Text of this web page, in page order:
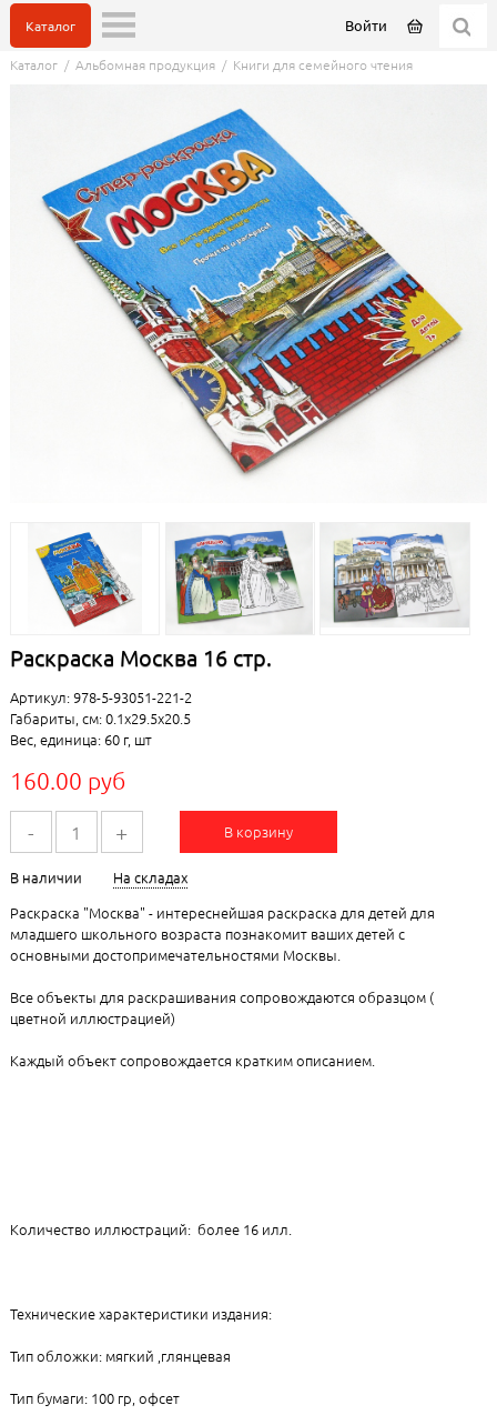
Войти
Каталог
Каталог/ Альбомная продукция/ Книги для семейного чтения
Раскраска Москва 16 стр.
Артикул: 978-5-93051-221-2
Габариты, см: 0.1x29.5x20.5
Вес, единица: 60 г, шт
160.00 руб
- + В корзину
В наличии
На складах
Раскраска "Москва" - интереснейшая раскраска для детей для
младшего школьного возраста познакомит ваших детей с
основными достопримечательностями Москвы.
Все объекты для раскрашивания сопровождаются образцом (
цветной иллюстрацией)
Каждый объект сопровождается кратким описанием.
Количество иллюстраций: более 16 илл.
Технические характеристики издания:
Тип обложки: мягкий ,глянцевая
Тип бумаги: 100 гр, офсет